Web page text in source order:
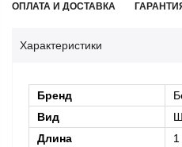
ОПЛАТА И ДОСТАВКА
Характеристики
Бренд
Вид
Длина